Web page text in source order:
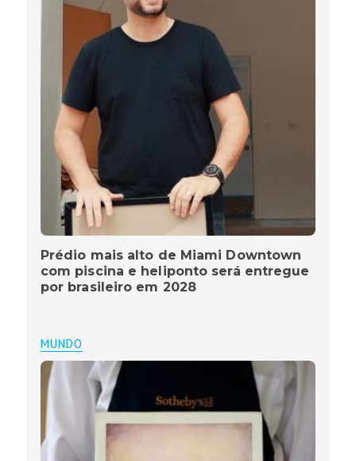
Prédio mais alto de Miami Downtown
com piscina e heliponto será entregue
por brasileiro em 2028
MUNDO